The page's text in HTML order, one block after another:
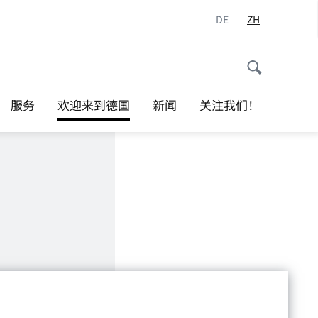
DE ZH
服务 欢迎来到德国 新闻 关注我们！